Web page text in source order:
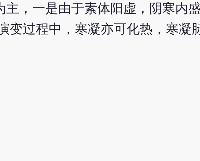
，一是由于素体阳虚，阴寒内
变过程中，寒凝亦可化热，寒凝